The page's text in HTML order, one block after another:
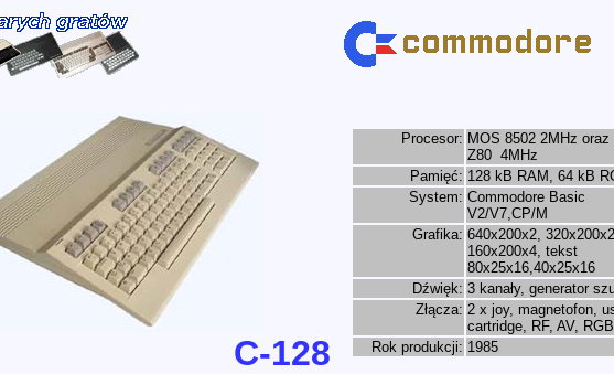
C-128
Procesor: MOS 8502 2MHz oraz
Z80 4MHz
Pamięć: 128 kB RAM, 64 kB
System: Commodore Basic
V2/V7,CP/M
Grafika: 640x200x2,
160x200x4, tekst
80x25x16,40x25x16
Dźwięk: 3 kanały, generator
Złącza: 2 x joy, magnetofon,
cartridge, RF, AV,
Rok produkcji: 1985